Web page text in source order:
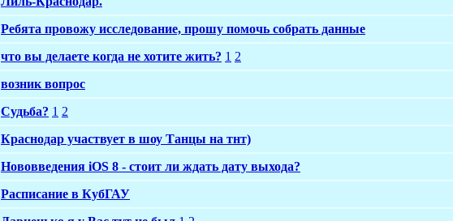
Ребята провожу исследование, прошу помочь собрать данные
что вы делаете когда не хотите жить? 1 2
возник вопрос
Судьба? 1 2
Краснодар участвует в шоу Танцы на тнт)
Нововведения iOS 8 - стоит ли ждать дату выхода?
Расписание в КубГАУ